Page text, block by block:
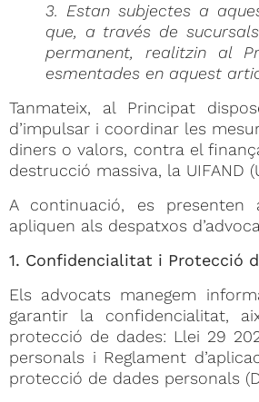
3. Estan subjectes a
que, a través de
permanent, realitzin al
esmentades en aquest
Tanmateix, al Principat
d’impulsar i coordinar les
diners o valors, contra el
destrucció massiva, la UIFAND
A continuació, es presenten
apliquen als despatxos
1. Confidencialitat i Protecció
Els advocats manegem
garantir la confidencialitat,
protecció de dades: Llei 29
personals i Reglament
protecció de dades personals